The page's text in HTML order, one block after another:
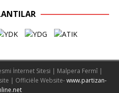
İnternet Sitesi | Malpera Fermî |
| Officiële Website-www.partizan-